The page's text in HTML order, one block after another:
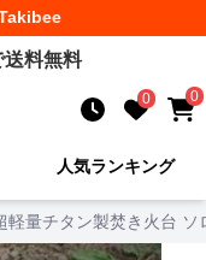
料無料
0 0
人気ランキング
軽量チタン製焚き火台 ソ